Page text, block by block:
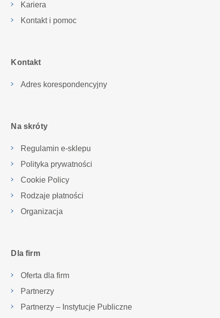
Kariera
Kontakt i pomoc
Kontakt
Adres korespondencyjny
Na skróty
Regulamin e-sklepu
Polityka prywatności
Cookie Policy
Rodzaje płatności
Organizacja
Dla firm
Oferta dla firm
Partnerzy
Partnerzy – Instytucje Publiczne